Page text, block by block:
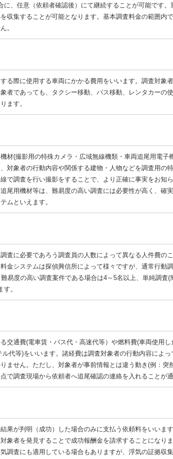
、任意（依頼者確認後）にて継続することが可能です。
収集することが可能となります。基本調査料金の範囲内
。
る際に使用する車両にかかる費用をいいます。調査対象
者であっても、タクシー移動、バス移動、レンタカーの
ます。
材(撮影用の特殊カメラ・広域無線機類・車両追尾用電子
対象者の行動内容や関係する建物・人物などを調査用の特
で調査を行い撮影をすることで、より正確に事実をお知
尾用機材等は、難易度の高い調査には必要性が高く、確
ムといえます。
査に必要であろう調査員の人数によって異なる人件費の
金システムは探偵興信所によって様々ですが、通常行動
易度の高い調査案件である場合は4～5名以上、単純調査(
。
交通費(電車賃・バス代・高速代等）や燃料費(車両使用
代等)をいいます。諸経費は調査対象者の行動内容によっ
ません。ただし、対象者が事前情報とは違う動き(例：突
で調査現場から依頼者へ追尾確認の連絡を入れることが通
果が判明（成功）した場合のみに支払う依頼料をいいま
象者を発見することで成功報酬金を請求することになり
調査にも適用している場合もありますが、浮気の証拠収